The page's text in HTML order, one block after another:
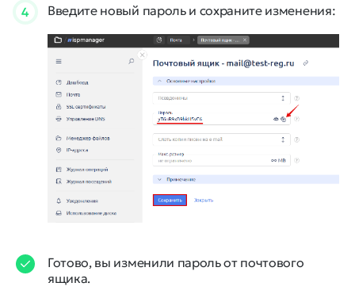
4 Введите новый пароль и сохраните изменения:
Готово, вы изменили пароль от почтового
ящика.